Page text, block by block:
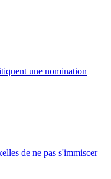
une nomination
de ne pas s'immiscer